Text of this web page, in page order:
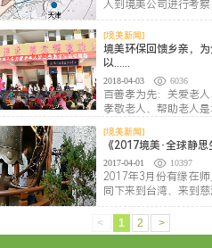
人到境美公司进行考察
[境美新闻]
境美环保回馈乡亲，
以......
2018-04-03 6036
百善孝为先：关爱老人
孝敬老人、帮助老人是
[境美新闻]
《2017境美·全球静思
2017-04-01 10397
2017年3月份有缘在
同下来到台湾、来到慈
< 1 2 >